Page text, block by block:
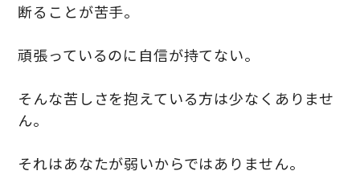
断ることが苦手。
頑張っているのに自信が持てない。
そんな苦しさを抱えている方は少なくありませ
ん。
それはあなたが弱いからではありません。